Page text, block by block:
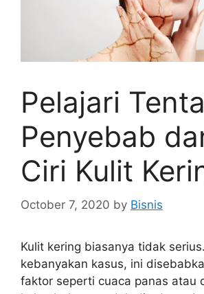
Pelajari
Penyebab
Ciri Kulit
October 7, 2020 by Bisnis
Kulit kering biasanya tidak
kebanyakan kasus, ini
faktor seperti cuaca panas atau